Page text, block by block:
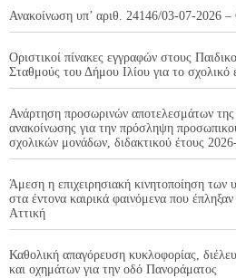
Ανακοίνωση υπ’ αριθ. 24146/03-07-2026 –
Οριστικοί πίνακες εγγραφών στους
Σταθμούς του Δήμου Ιλίου για το σχολικό
Ανάρτηση προσωρινών αποτελεσμάτων
ανακοίνωσης για την πρόσληψη
σχολικών μονάδων, διδακτικού έτους
Άμεση η επιχειρησιακή κινητοποίηση των
στα έντονα καιρικά φαινόμενα που
Αττική
Καθολική απαγόρευση κυκλοφορίας,
και οχημάτων για την οδό Πανοράματος